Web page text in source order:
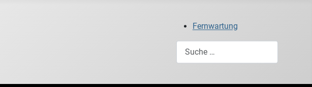
Fernwartung